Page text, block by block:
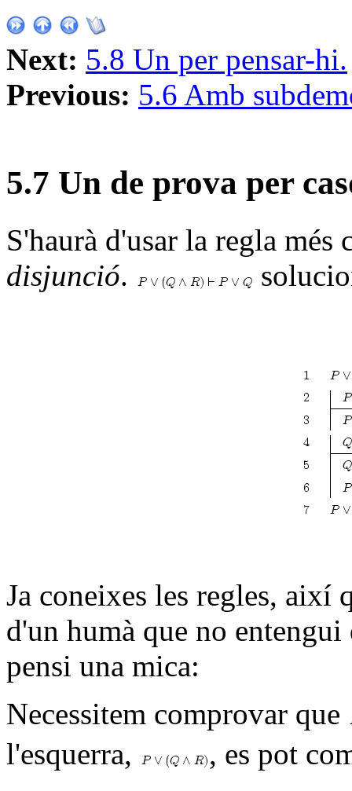
Next: 5.8 Un per pensar-hi.
Previous: 5.6 Amb
5.7 Un de prova per
S'haurà d'usar la regla més
disjunció.
Ja coneixes les regles, així
d'un humà que no
pensi una mica:
Necessitem comprovar que
l'esquerra,
, es pot